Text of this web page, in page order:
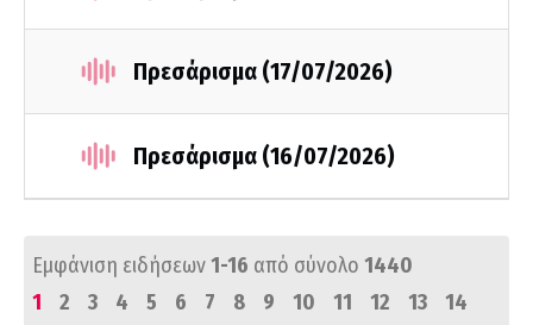
Πρεσάρισμα (17/07/2026)
Πρεσάρισμα (16/07/2026)
Εμφάνιση ειδήσεων1-16 από σύνολο 1440
1
2 3 4 5 6 7 8 9 10 11 12 13
14